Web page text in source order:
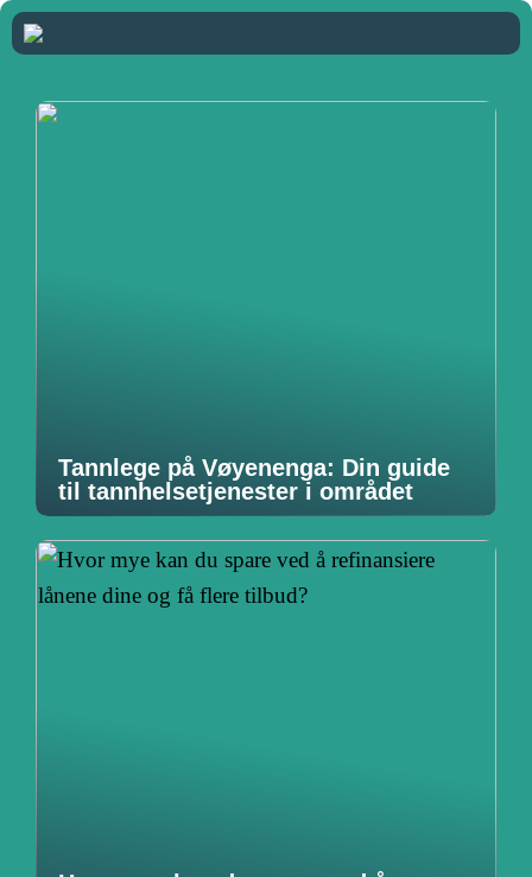
Tannlege på Vøyenenga: Din guide
til tannhelsetjenester i området